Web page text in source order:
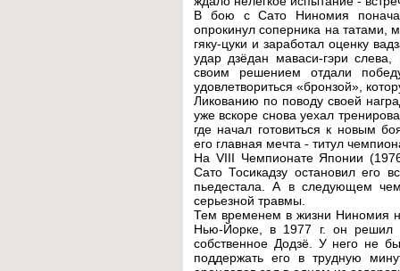
В бою с Сато Ниномия
опрокинул соперника на татами,
гяку-цуки и заработал оценку
удар дзёдан маваси-гэри
своим решением отдали
удовлетвориться «бронзой»,
Ликованию по поводу своей
уже вскоре снова уехал
где начал готовиться к новым
его главная мечта - титул
На VIII Чемпионате Японии
Сато Тосикадзу остановил его
пьедестала. А в следующем
серьезной травмы.
Тем временем в жизни Ниномия
Нью-Йорке, в 1977 г. он решил
собственное Додзё. У него не
поддержать его в трудную